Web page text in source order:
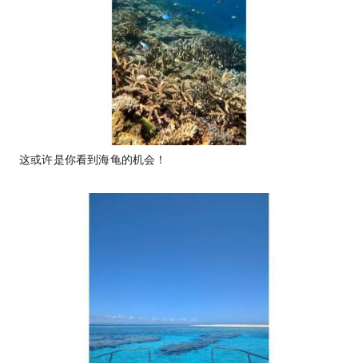
这或许是你看到海龟的机会！